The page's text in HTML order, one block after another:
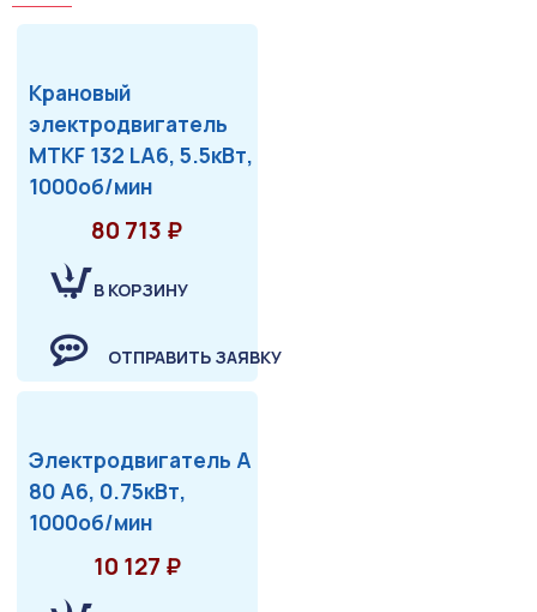
Крановый
электродвигатель
MTKF 132 LA6, 5.5кВт,
1000об/мин
80 713 ₽
В КОРЗИНУ
ОТПРАВИТЬ ЗАЯВКУ
Электродвигатель А
80 А6, 0.75кВт,
1000об/мин
10 127 ₽